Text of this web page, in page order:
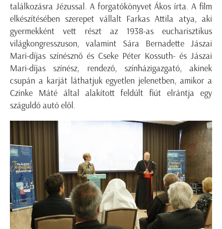
találkozásra Jézussal. A forgatókönyvet Ákos írta. A film
elkészítésében szerepet vállalt Farkas Attila atya, aki
gyermekként vett részt az 1938-as eucharisztikus
világkongresszuson, valamint Sára Bernadette Jászai
Mari-díjas színésznő és Cseke Péter Kossuth- és Jászai
Mari-díjas színész, rendező, színházigazgató, akinek
csupán a karját láthatjuk egyetlen jelenetben, amikor a
Czinke Máté által alakított feldúlt fiút elrántja egy
száguldó autó elől.